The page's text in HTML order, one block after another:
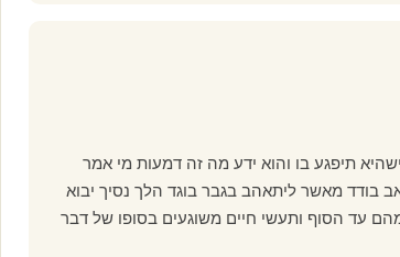
תיפגע בו והוא ידע מה זה דמעות מי אמר
בודד מאשר ליתאהב בגבר בוגד הלך נסיך יבוא
עד הסוף ותעשי חיים משוגעים בסופו של דבר